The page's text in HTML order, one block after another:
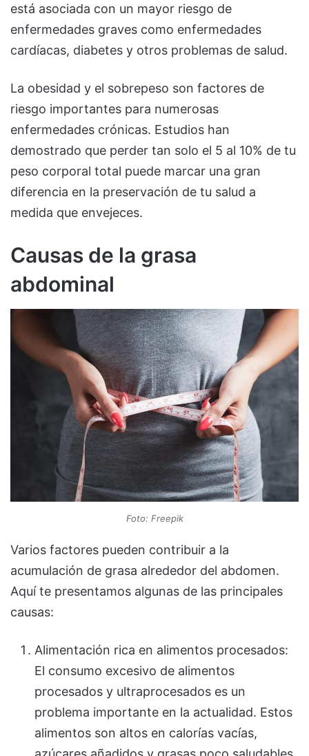
está asociada con un mayor riesgo de
enfermedades graves como enfermedades
cardíacas, diabetes y otros problemas de salud.
La obesidad y el sobrepeso son factores de
riesgo importantes para numerosas
enfermedades crónicas. Estudios han
demostrado que perder tan solo el 5 al 10% de tu
peso corporal total puede marcar una gran
diferencia en la preservación de tu salud a
medida que envejeces.
Causas de la grasa
abdominal
Foto: Freepik
Varios factores pueden contribuir a la
acumulación de grasa alrededor del abdomen.
Aquí te presentamos algunas de las principales
causas:
Alimentación rica en alimentos procesados:
El consumo excesivo de alimentos
procesados y ultraprocesados es un
problema importante en la actualidad. Estos
alimentos son altos en calorías vacías,